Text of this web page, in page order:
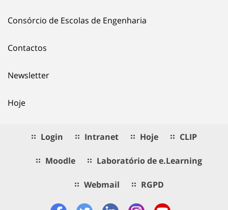
Consórcio de Escolas de Engenharia
Contactos
Newsletter
Hoje
Login Intranet Hoje CLIP
Moodle Laboratório de e.Learning
Webmail RGPD